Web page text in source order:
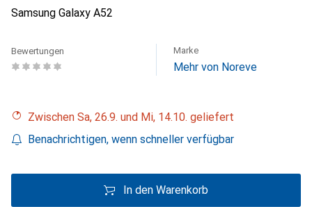
Samsung Galaxy A52
Bewertungen Marke
Mehr von Noreve
Zwischen Sa, 26.9. und Mi, 14.10. geliefert
Benachrichtigen, wenn schneller verfügbar
In den Warenkorb